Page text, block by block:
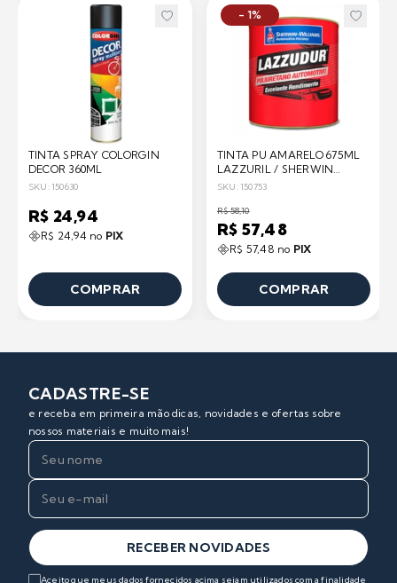
TINTA SPRAY COLORGIN
DECOR 360ML
SKU: 150630
R$ 24,94
R$ 24,94 no PIX
COMPRAR
TINTA PU AMARELO 675ML
LAZZURIL / SHERWIN
WILLIAMS
SKU: 150753
R$ 58,10
R$ 57,48
R$ 57,48 no PIX
- 1%
COMPRAR
CADASTRE-SE
e receba em primeira mão dicas, novidades e ofertas sobre
nossos materiais e muito mais!
RECEBER NOVIDADES
Aceito que meus dados fornecidos acima sejam utilizados com a finalidade